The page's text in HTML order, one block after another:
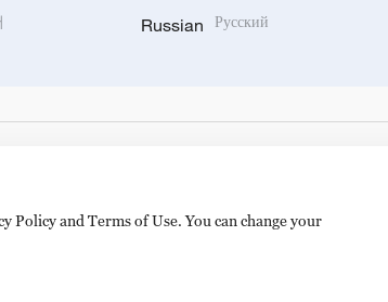
Russian Русский
Policy and Terms of Use. You can change your